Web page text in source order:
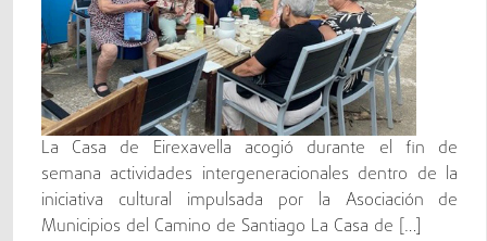
La Casa de Eirexavella acogió durante el fin de
semana actividades intergeneracionales dentro de la
iniciativa cultural impulsada por la Asociación de
Municipios del Camino de Santiago La Casa de […]